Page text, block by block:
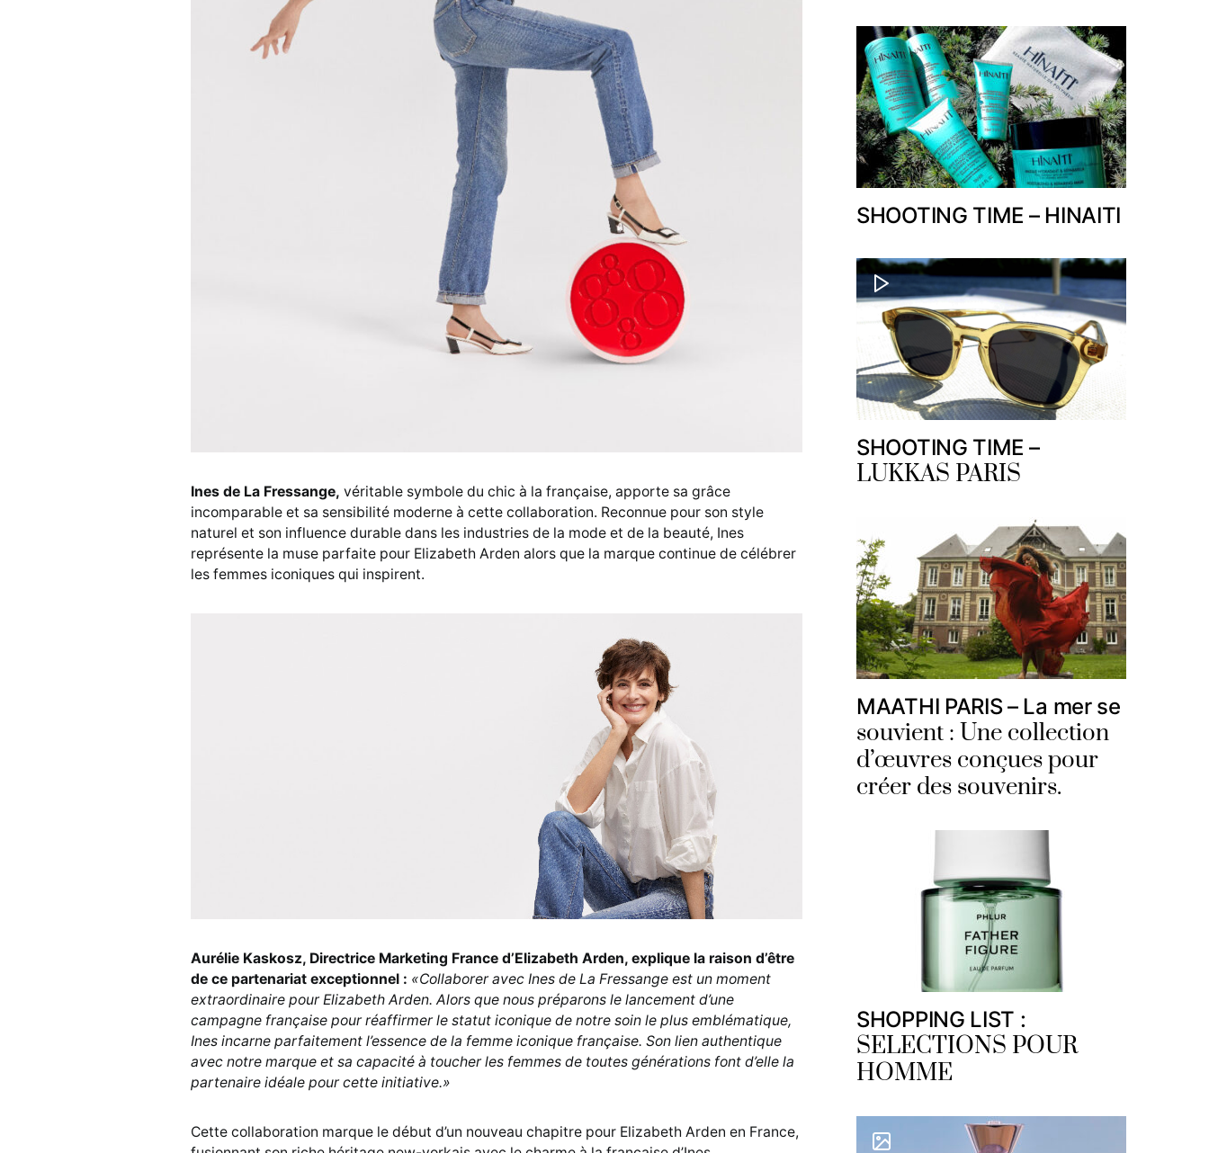
Ines de La Fressange, véritable symbole du chic à la française, apporte sa grâce
incomparable et sa sensibilité moderne à cette collaboration. Reconnue pour son style
naturel et son influence durable dans les industries de la mode et de la beauté, Ines
représente la muse parfaite pour Elizabeth Arden alors que la marque continue de célébrer
les femmes iconiques qui inspirent.
Aurélie Kaskosz, Directrice Marketing France d’Elizabeth Arden, explique la raison d’être
de ce partenariat exceptionnel : «Collaborer avec Ines de La Fressange est un moment
extraordinaire pour Elizabeth Arden. Alors que nous préparons le lancement d’une
campagne française pour réaffirmer le statut iconique de notre soin le plus emblématique,
Ines incarne parfaitement l’essence de la femme iconique française. Son lien authentique
avec notre marque et sa capacité à toucher les femmes de toutes générations font d’elle la
partenaire idéale pour cette initiative.»
Cette collaboration marque le début d’un nouveau chapitre pour Elizabeth Arden en France,
SHOOTING TIME – HINAITI
SHOOTING TIME –
LUKKAS PARIS
MAATHI PARIS – La mer se
souvient : Une collection
d’œuvres conçues pour
créer des souvenirs.
SHOPPING LIST :
SELECTIONS POUR
HOMME